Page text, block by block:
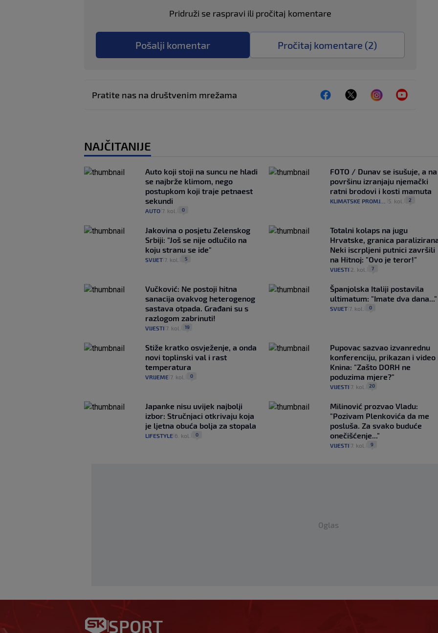
Pridruži se raspravi ili pročitaj komentare
Pošalji komentar Pročitaj komentare (2)
Pratite nas na društvenim mrežama
NAJČITANIJE
Auto koji stoji na suncu ne hladi
se najbrže klimom, nego
postupkom koji traje petnaest
sekundi
AUTO 7. kol. 0
FOTO / Dunav se isušuje, a na
površinu izranjaju njemački
ratni brodovi i kosti mamuta
KLIMATSKE PROMJENE 5. kol. 2
Jakovina o posjetu Zelenskog
Srbiji: "Još se nije odlučilo na
koju stranu se ide"
SVIJET 7. kol. 5
Totalni kolaps na jugu
Hrvatske, granica
Neki iscrpljeni putnici završili
na Hitnoj: "Ovo je teror!"
VIJESTI| 2. kol. 7
Vučković: Ne postoji hitna
sanacija ovakvog heterogenog
sastava otpada. Građani su s
razlogom zabrinuti!
VIJESTI 7. kol. 19
Španjolska Italiji postavila
ultimatum: "Imate dva dana..."
SVIJET| 7. kol. 0
Stiže kratko osvježenje, a onda
novi toplinski val i rast
temperatura
VRIJEME 7. kol. 0
Pupovac sazvao izvanrednu
konferenciju, prikazan i video
Knina: "Zašto DORH ne
poduzima mjere?"
VIJESTI| 7. kol. 20
Japanke nisu uvijek najbolji
izbor: Stručnjaci otkrivaju koja
je ljetna obuća bolja za stopala
LIFESTYLE 6. kol. 0
Milinović prozvao Vladu:
"Pozivam Plenkovića da me
posluša. Za svako buduće
onečišćenje..."
VIJESTI| 7. kol. 9
Oglas
SPORT
Telegraph ozbiljno optužio Infantina:
Njegova ljubavnica isplaćena je